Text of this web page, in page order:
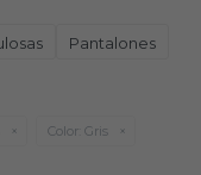
Pantalones
Color: Gris